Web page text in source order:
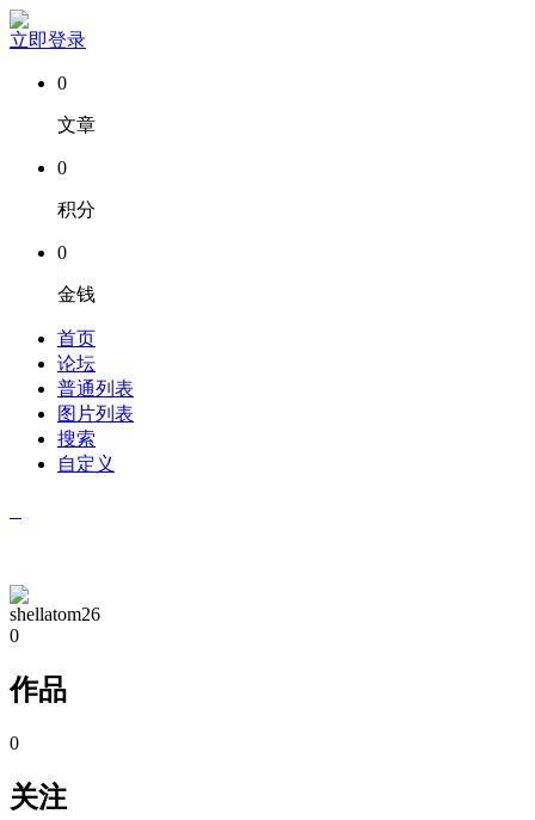
立即登录
0
文章
0
积分
0
金钱
首页
论坛
普通列表
图片列表
搜索
自定义
shellatom26
0
作品
0
关注